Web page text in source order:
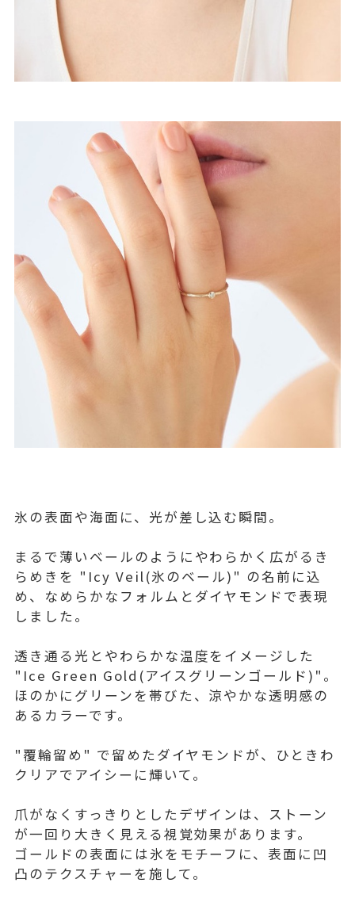
氷の表面や海面に、光が差し込む瞬間。
まるで薄いベールのようにやわらかく広がるき
らめきを "Icy Veil(氷のベール)" の名前に込
め、なめらかなフォルムとダイヤモンドで表現
しました。
透き通る光とやわらかな温度をイメージした
"Ice Green Gold(アイスグリーンゴールド)"。
ほのかにグリーンを帯びた、涼やかな透明感の
あるカラーです。
"覆輪留め" で留めたダイヤモンドが、ひときわ
クリアでアイシーに輝いて。
爪がなくすっきりとしたデザインは、ストーン
が一回り大きく見える視覚効果があります。
ゴールドの表面には氷をモチーフに、表面に凹
凸のテクスチャーを施して。